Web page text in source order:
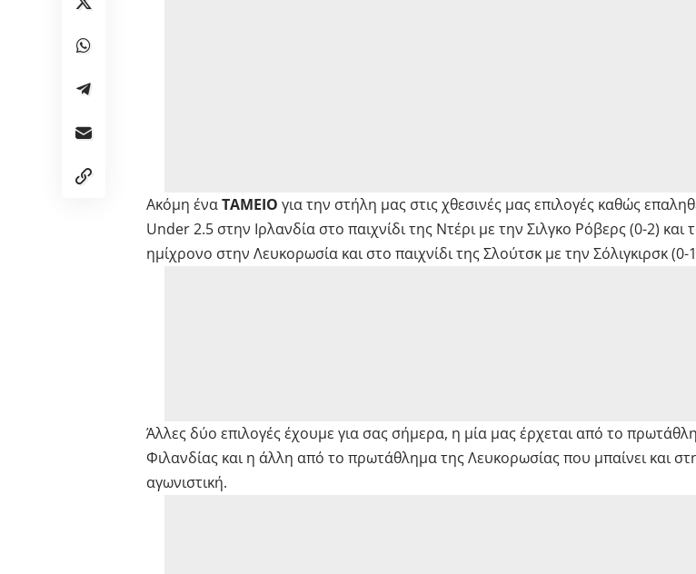
Ακόμη έναΤΑΜΕΙΟ για την στήλη μας στις χθεσινές μας επιλογές καθώς
Under 2.5 στην Ιρλανδία στο παιχνίδι της Ντέρι με την Σιλγκο Ρόβερς (0-2) και
ημίχρονο στην Λευκορωσία και στο παιχνίδι της Σλούτσκ με την Σόλιγκιρσκ (0-
Άλλες δύο επιλογές έχουμε για σας σήμερα, η μία μας έρχεται από το
Φιλανδίας και η άλλη από το πρωτάθλημα της Λευκορωσίας που μπαίνει και
αγωνιστική.